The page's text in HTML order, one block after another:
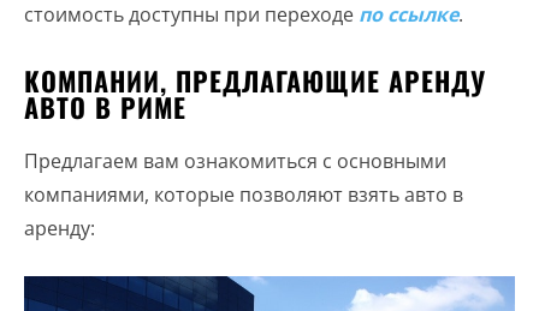
стоимость доступны при переходе по ссылке.
КОМПАНИИ, ПРЕДЛАГАЮЩИЕ АРЕНДУ
АВТО В РИМЕ
Предлагаем вам ознакомиться с основными
компаниями, которые позволяют взять авто в
аренду: